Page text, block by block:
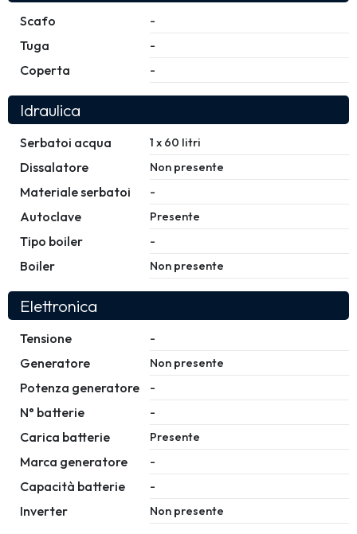
Scafo -
Tuga -
Coperta -
Idraulica
Serbatoi acqua 1 x 60 litri
Dissalatore Non presente
Materiale serbatoi -
Autoclave Presente
Tipo boiler -
Boiler Non presente
Elettronica
Tensione -
Generatore Non presente
Potenza generatore -
N° batterie -
Carica batterie Presente
Marca generatore -
Capacità batterie -
Inverter Non presente